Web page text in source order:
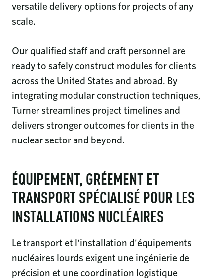
versatile delivery options for projects of any
scale.
Our qualified staff and craft personnel are
ready to safely construct modules for clients
across the United States and abroad. By
integrating modular construction techniques,
Turner streamlines project timelines and
delivers stronger outcomes for clients in the
nuclear sector and beyond.
ÉQUIPEMENT, GRÉEMENT ET
TRANSPORT SPÉCIALISÉ POUR LES
INSTALLATIONS NUCLÉAIRES
Le transport et l'installation d'équipements
nucléaires lourds exigent une ingénierie de
précision et une coordination logistique